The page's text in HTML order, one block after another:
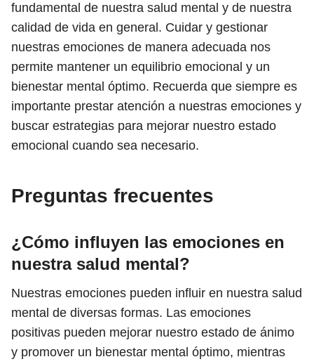
fundamental de nuestra salud mental y de nuestra
calidad de vida en general. Cuidar y gestionar
nuestras emociones de manera adecuada nos
permite mantener un equilibrio emocional y un
bienestar mental óptimo. Recuerda que siempre es
importante prestar atención a nuestras emociones y
buscar estrategias para mejorar nuestro estado
emocional cuando sea necesario.
Preguntas frecuentes
¿Cómo influyen las emociones en
nuestra salud mental?
Nuestras emociones pueden influir en nuestra salud
mental de diversas formas. Las emociones
positivas pueden mejorar nuestro estado de ánimo
y promover un bienestar mental óptimo, mientras